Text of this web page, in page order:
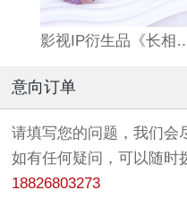
影视IP衍生品《长
意向订单
请填写您的问题，我们会
如有任何疑问，可以随时
18826803273